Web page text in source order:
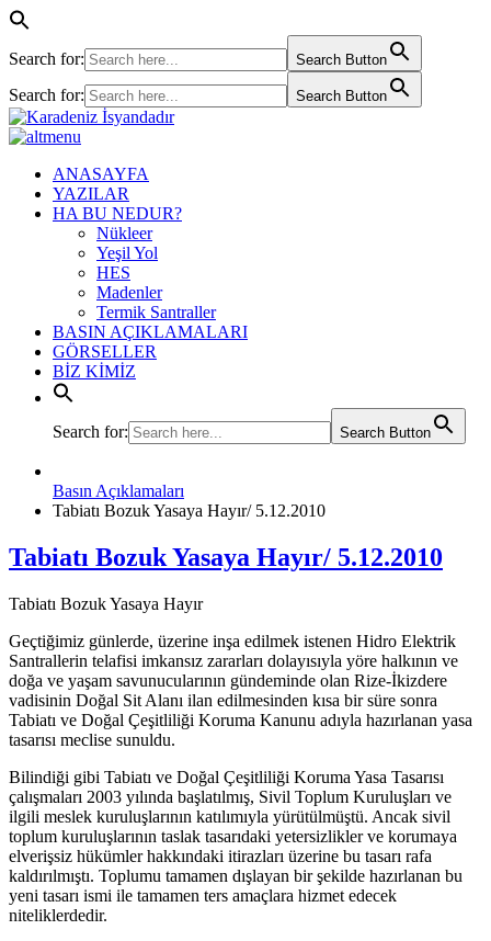
Search for: Search Button
Search for: Search Button
ANASAYFA
YAZILAR
HA BU NEDUR?
Nükleer
Yeşil Yol
HES
Madenler
Termik Santraller
BASIN AÇIKLAMALARI
GÖRSELLER
BİZ KİMİZ
Search for: Search Button
Basın Açıklamaları
Tabiatı Bozuk Yasaya Hayır/ 5.12.2010
Tabiatı Bozuk Yasaya Hayır/ 5.12.2010
Tabiatı Bozuk Yasaya Hayır
Geçtiğimiz günlerde, üzerine inşa edilmek istenen Hidro Elektrik
Santrallerin telafisi imkansız zararları dolayısıyla yöre halkının ve
doğa ve yaşam savunucularının gündeminde olan Rize-İkizdere
vadisinin Doğal Sit Alanı ilan edilmesinden kısa bir süre sonra
Tabiatı ve Doğal Çeşitliliği Koruma Kanunu adıyla hazırlanan yasa
tasarısı meclise sunuldu.
Bilindiği gibi Tabiatı ve Doğal Çeşitliliği Koruma Yasa Tasarısı
çalışmaları 2003 yılında başlatılmış, Sivil Toplum Kuruluşları ve
ilgili meslek kuruluşlarının katılımıyla yürütülmüştü. Ancak sivil
toplum kuruluşlarının taslak tasarıdaki yetersizlikler ve korumaya
elverişsiz hükümler hakkındaki itirazları üzerine bu tasarı rafa
kaldırılmıştı. Toplumu tamamen dışlayan bir şekilde hazırlanan bu
yeni tasarı ismi ile tamamen ters amaçlara hizmet edecek
niteliklerdedir.